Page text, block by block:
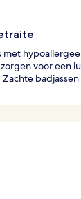
met
voor een